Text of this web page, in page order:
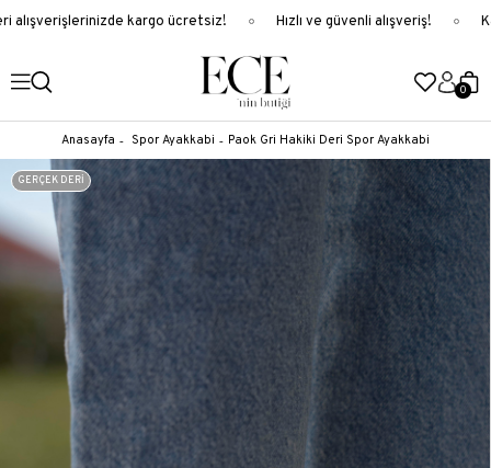
kargo ücretsiz! Hızlı ve güvenli alışveriş!
0
Anasayfa Spor Ayakkabi Paok Gri Hakiki Deri Spor Ayakkabi
GERÇEK DERİ